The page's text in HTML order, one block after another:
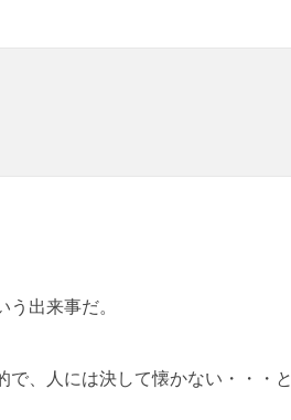
う出来事だ。
、人には決して懐かない・・・と